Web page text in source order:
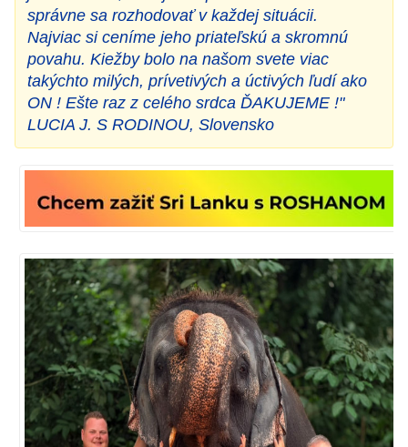
správne sa rozhodovať v každej situácii.
Najviac si ceníme jeho priateľskú a skromnú
povahu. Kiežby bolo na našom svete viac
takýchto milých, prívetivých a úctivých ľudí ako
ON ! Ešte raz z celého srdca ĎAKUJEME !"
LUCIA J. S RODINOU, Slovensko